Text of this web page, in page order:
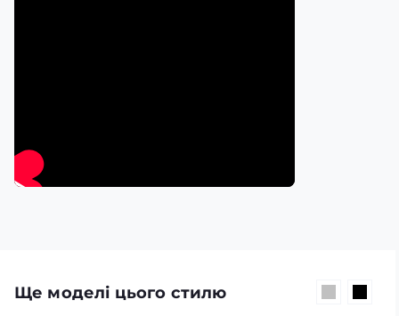
Ще моделі цього стилю